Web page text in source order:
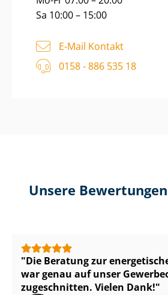
Sa 10:00 – 15:00
E-Mail Kontakt
0158 - 886 535 18
Unsere
Die Beratung zur
war genau auf unser
zugeschnitten. Vielen Dank!